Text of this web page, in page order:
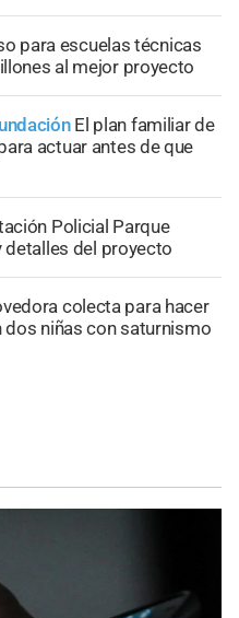
para escuelas técnicas
al mejor proyecto
El plan familiar de
actuar antes de que
Policial Parque
detalles del proyecto
colecta para hacer
dos niñas con saturnismo